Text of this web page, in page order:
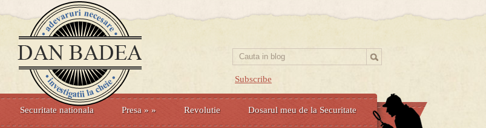
Subscribe
Securitate nationala Presa » » Revolutie Dosarul meu de la Securitate